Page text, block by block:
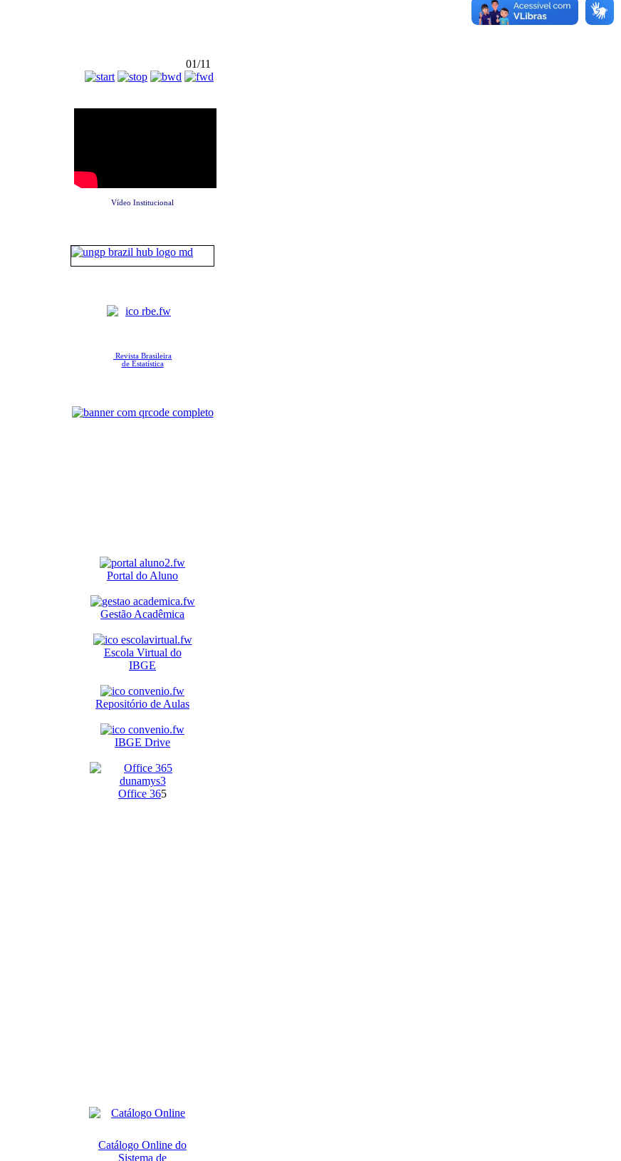
01/11
Vídeo Institucional
Revista Brasileira
de Estatística
Portal do Aluno
Gestão Acadêmica
Escola Virtual do
IBGE
Repositório de Aulas
IBGE Drive
Office 365
Catálogo Online do
Sistema de